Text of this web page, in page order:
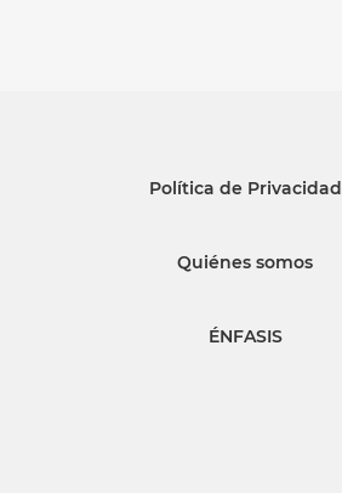
Política de Privacidad
Quiénes somos
ÉNFASIS